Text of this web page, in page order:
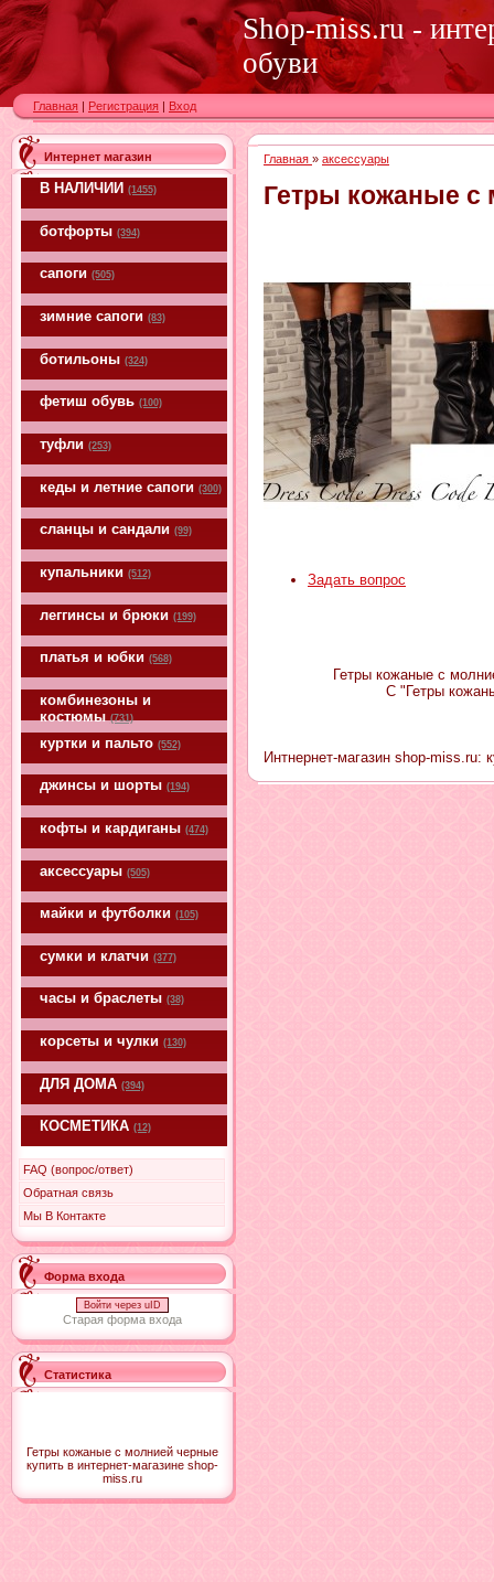
Shop-miss.ru -
обуви
Главная | Регистрация | Вход
Интернет магазин
В НАЛИЧИИ (1455)
ботфорты (394)
сапоги (505)
зимние сапоги (83)
ботильоны (324)
фетиш обувь (100)
туфли (253)
кеды и летние сапоги (300)
сланцы и сандали (99)
купальники (512)
леггинсы и брюки (199)
платья и юбки (568)
комбинезоны и
костюмы (731)
куртки и пальто (552)
джинсы и шорты (194)
кофты и кардиганы (474)
аксессуары (505)
майки и футболки (105)
сумки и клатчи (377)
часы и браслеты (38)
корсеты и чулки (130)
ДЛЯ ДОМА (394)
КОСМЕТИКА (12)
FAQ (вопрос/ответ)
Обратная связь
Мы В Контакте
Форма входа
Войти через uID
Старая форма входа
Статистика
Гетры кожаные с молнией черные
купить в интернет-магазине shop-
miss.ru
Главная » аксессуары
Гетры кожаные с
Задать вопрос
Гетры кожаные с
С "Гетры
Интнернет-магазин shop-miss.ru: